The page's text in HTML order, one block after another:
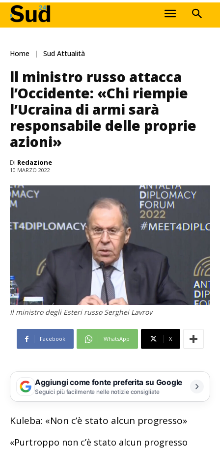
Home Sud Attualità
ll ministro russo attacca
l’Occidente: «Chi riempie
l’Ucraina di armi sarà
responsabile delle proprie
azioni»
Di Redazione
10 MARZO 2022
Il ministro degli Esteri russo Serghei Lavrov
Facebook WhatsApp X
Aggiungi come fonte preferita su Google
Seguici più facilmente nelle notizie consigliate
Kuleba: «Non c’è stato alcun progresso»
«Purtroppo non c’è stato alcun progresso